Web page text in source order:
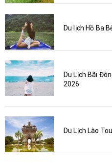
Du lịch Hồ Ba
Du Lịch Bãi
2026
Du Lịch Lào